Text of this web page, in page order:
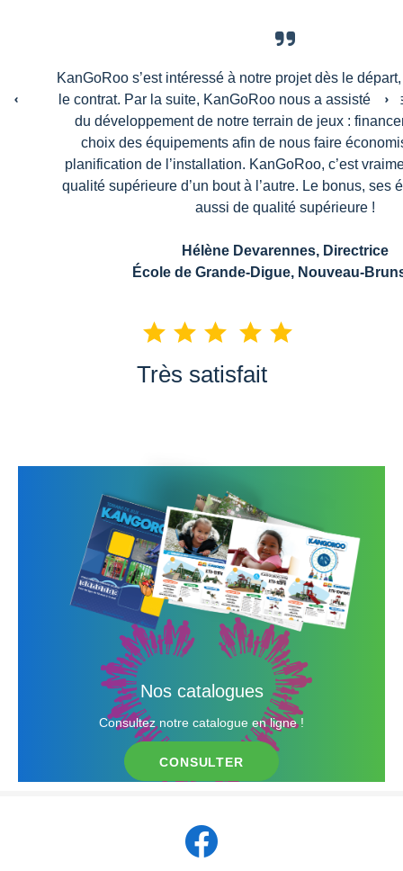
KanGoRoo s’est intéressé à notre projet dès le
le contrat. Par la suite, KanGoRoo nous a assisté
du développement de notre terrain de jeux :
choix des équipements afin de nous faire
planification de l’installation. KanGoRoo, c’est
qualité supérieure d’un bout à l’autre. Le bonus, ses
aussi de qualité supérieure !
Hélène Devarennes, Directrice
École de Grande-Digue, Nouveau-
Très satisfait
Nos catalogues
Consultez notre catalogue en ligne !
CONSULTER